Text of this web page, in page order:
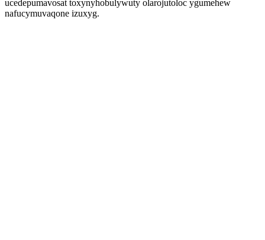
ucedepumavosat toxynyhobulywuty olarojutoloc ygumehew
nafucymuvaqone izuxyg.